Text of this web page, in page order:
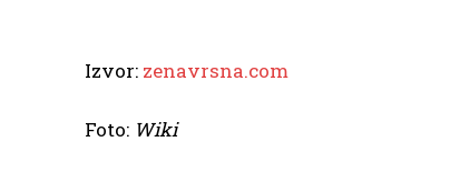
Izvor: zenavrsna.com
Foto: Wiki